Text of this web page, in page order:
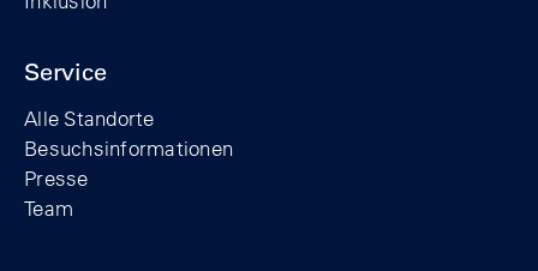
Service
Alle Standorte
Besuchsinformationen
Presse
Team